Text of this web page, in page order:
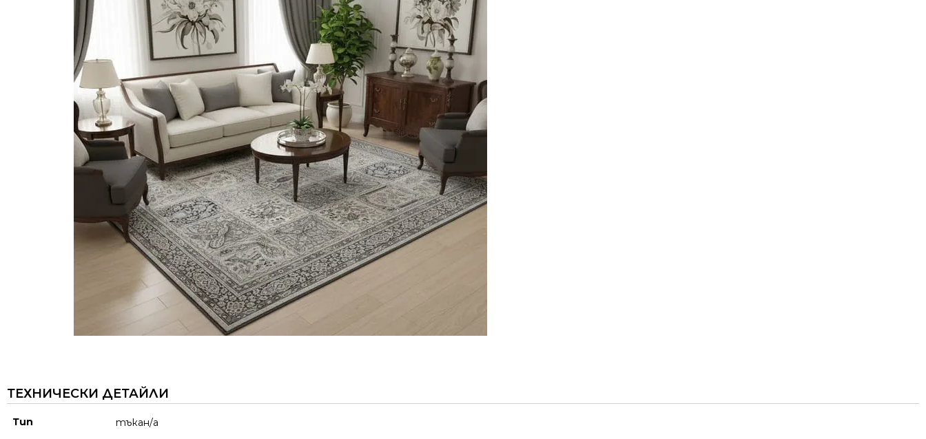
ТЕХНИЧЕСКИ ДЕТАЙЛИ
Тип тъкан/а